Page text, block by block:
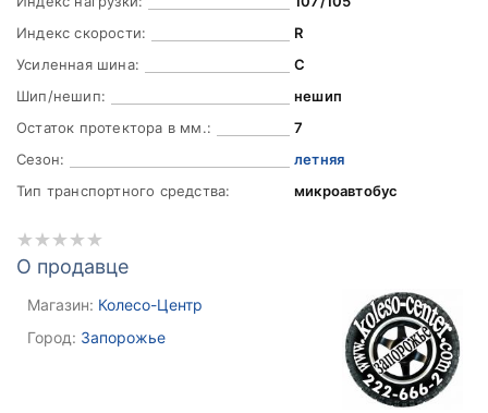
Индекс скорости:
R
Усиленная шина:
C
Шип/нешип:
нешип
Остаток протектора в мм.:
7
Сезон:
летняя
Тип транспортного средства:
микроавтобус
О продавце
Магазин: Колесо-Центр
Город: Запорожье